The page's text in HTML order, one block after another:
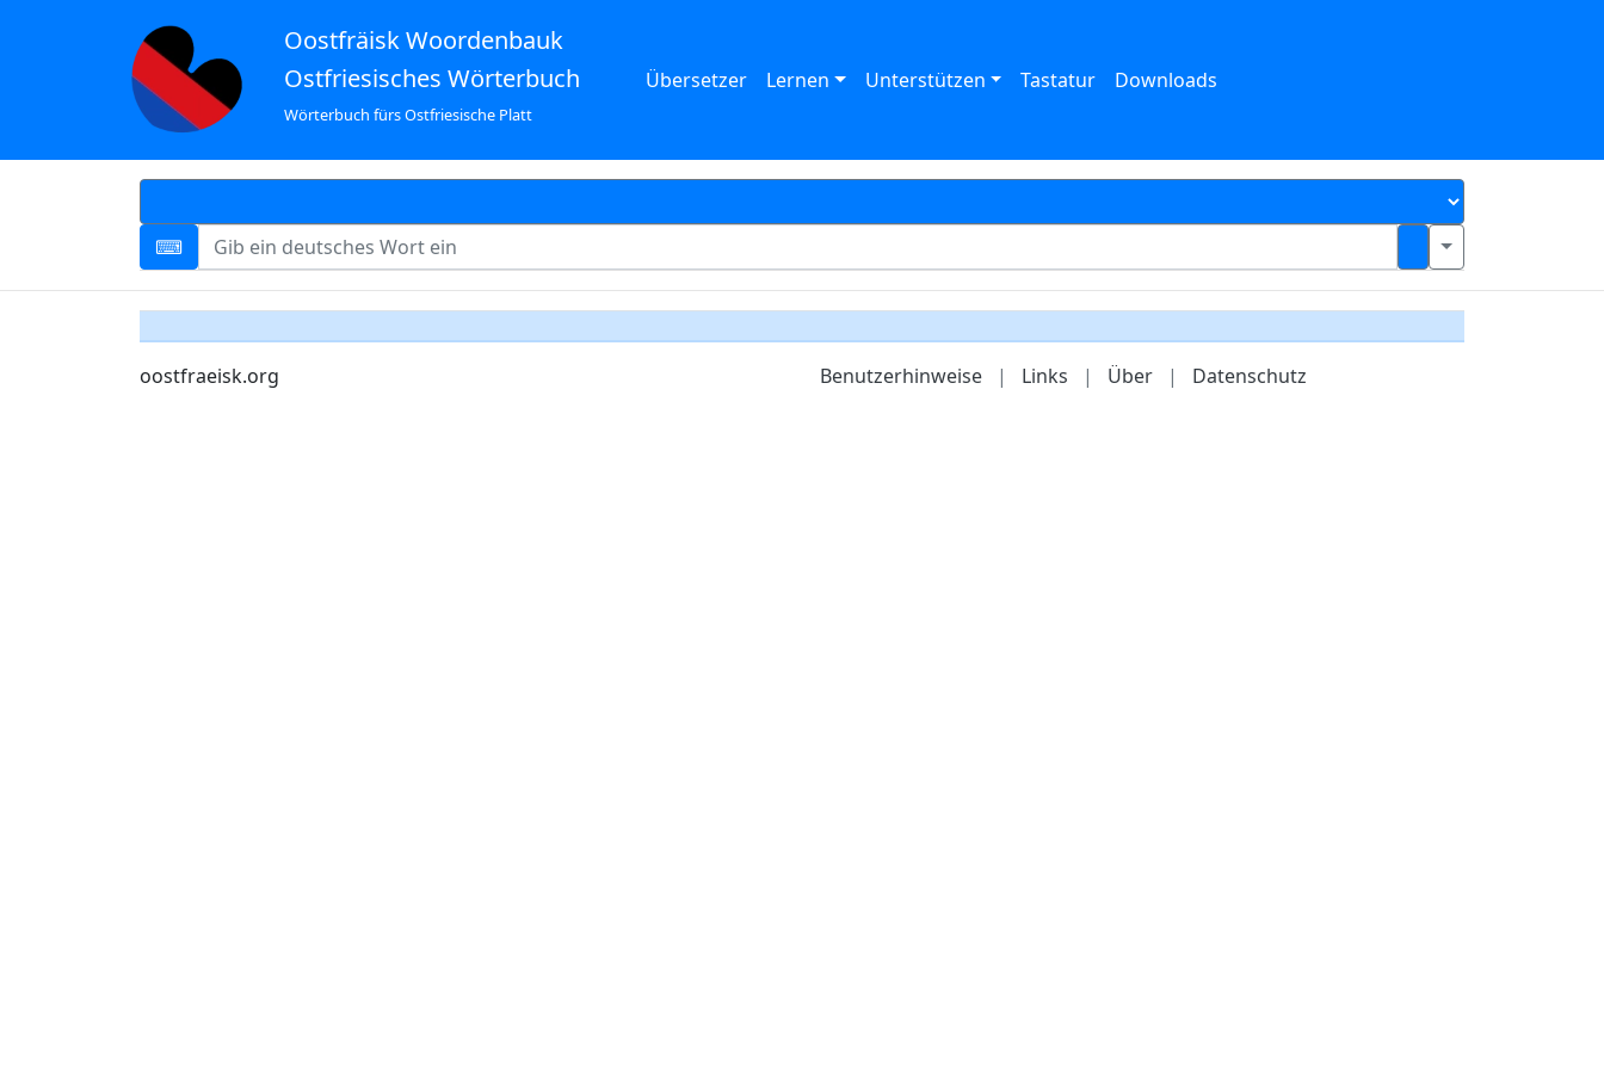
Oostfräisk Woordenbauk
Ostfriesisches Wörterbuch
Wörterbuch fürs Ostfriesische Platt
Übersetzer Lernen Unterstützen Tastatur Downloads
oostfraeisk.org Benutzerhinweise | Links | Über | Datenschutz